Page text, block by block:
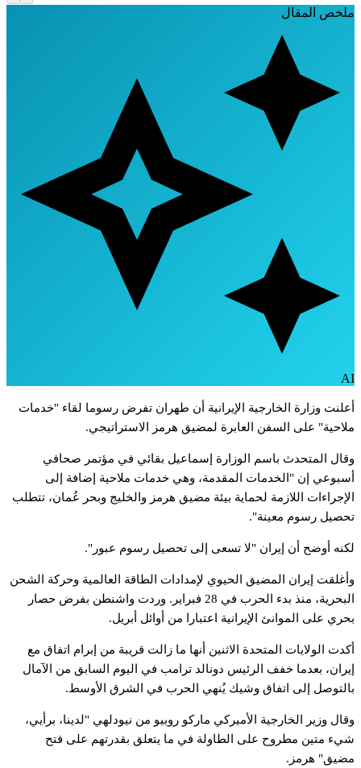
ملخص المقال
AI
أعلنت وزارة الخارجية الإيرانية أن طهران تفرض رسوما لقاء "خدمات
ملاحية" على السفن العابرة لمضيق هرمز الاستراتيجي.
وقال المتحدث باسم الوزارة إسماعيل بقائي في مؤتمر صحافي
أسبوعي إن "الخدمات المقدمة، وهي خدمات ملاحية إضافة إلى
الإجراءات اللازمة لحماية بيئة مضيق هرمز والخليج وبحر عُمان، تتطلب
تحصيل رسوم معينة".
لكنه أوضح أن إيران "لا تسعى إلى تحصيل رسوم عبور".
وأغلقت إيران المضيق الحيوي لإمدادات الطاقة العالمية وحركة الشحن
البحرية، منذ بدء الحرب في 28 فبراير. وردت واشنطن بفرض حصار
بحري على الموانئ الإيرانية اعتبارا من أوائل أبريل.
أكدت الولايات المتحدة الاثنين أنها ما زالت قريبة من إبرام اتفاق مع
إيران، بعدما خفف الرئيس دونالد ترامب في اليوم السابق من الآمال
بالتوصل إلى اتفاق وشيك يُنهي الحرب في الشرق الأوسط.
وقال وزير الخارجية الأميركي ماركو روبيو من نيودلهي "لدينا، برأيي،
شيء متين مطروح على الطاولة في ما يتعلق بقدرتهم على فتح
مضيق" هرمز.